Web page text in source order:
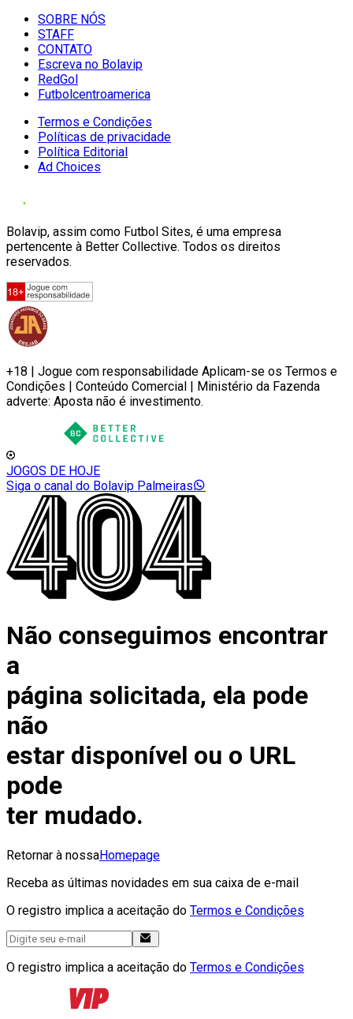
SOBRE NÓS
STAFF
CONTATO
Escreva no Bolavip
RedGol
Futbolcentroamerica
Termos e Condições
Políticas de privacidade
Política Editorial
Ad Choices
Bolavip, assim como Futbol Sites, é uma empresa
pertencente à Better Collective. Todos os direitos
reservados.
+18 | Jogue com responsabilidade Aplicam-se os Termos e
Condições | Conteúdo Comercial | Ministério da Fazenda
adverte: Aposta não é investimento.
JOGOS DE HOJE
Siga o canal do Bolavip Palmeiras
Não conseguimos encontrar
a
página solicitada, ela pode
não
estar disponível ou o URL
pode
ter mudado.
Retornar à nossaHomepage
Receba as últimas novidades em sua caixa de e-mail
O registro implica a aceitação do Termos e Condições
O registro implica a aceitação do Termos e Condições